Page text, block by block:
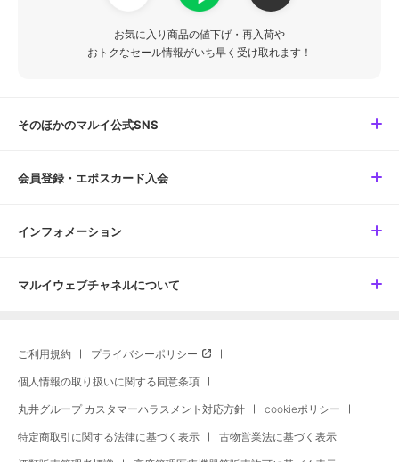
お気に入り商品の値下げ・再入荷や
おトクなセール情報がいち早く受け取れます！
そのほかのマルイ公式SNS
会員登録・エポスカード入会
インフォメーション
マルイウェブチャネルについて
ご利用規約 プライバシーポリシー
個人情報の取り扱いに関する同意条項
丸井グループ カスタマーハラスメント対応方針 cookieポリシー
特定商取引に関する法律に基づく表示 古物営業法に基づく表示